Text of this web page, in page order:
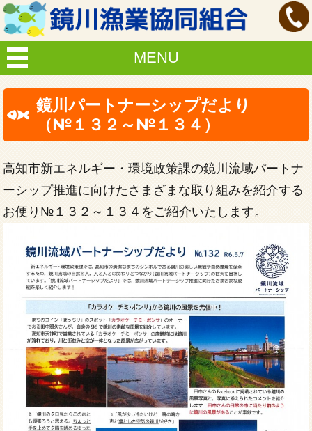
MENU
鏡川パートナーシップだより
（№１３２～№１３４）
高知市新エネルギー・環境政策課の鏡川流域パートナ
ーシップ推進に向けたさまざまな取り組みを紹介する
お便り№１３２～１３４をご紹介いたします。